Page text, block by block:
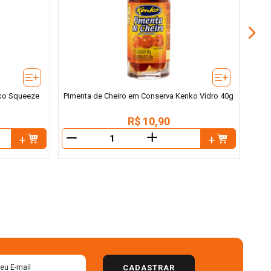
Squeeze
Pimenta de Cheiro em Conserva Kenko Vidro 40g
R$ 10,90
＋
CADASTRAR